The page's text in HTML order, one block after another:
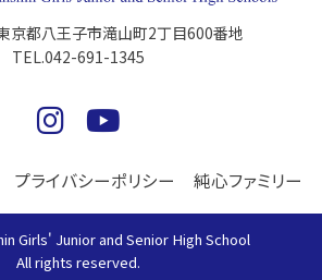
京都八王子市滝山町2丁目600番地
TEL.042-691-1345
プライバシーポリシー 純心ファミリー
Girls' Junior and Senior High School
All rights reserved.